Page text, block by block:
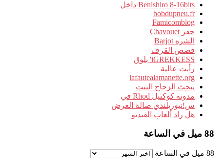
Benishiro 8-16bits داخل
bobdupneu.fr
Famicomblog
حفر Chavouet
الشره Barjot
قصص القرف
iGREKKESS' بلوق
رأيت عالية
lafautealamanette.org
يبحث الزجاج البيت
مدونة كوكتيل Rhod في
س!نيوزيلندي صالة العرض
هل راد ألعاب الفيديو
88 ميل في الساعة
88 ميل في الساعة